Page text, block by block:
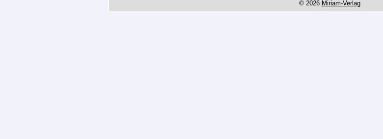
© 2026 Miriam-Verlag